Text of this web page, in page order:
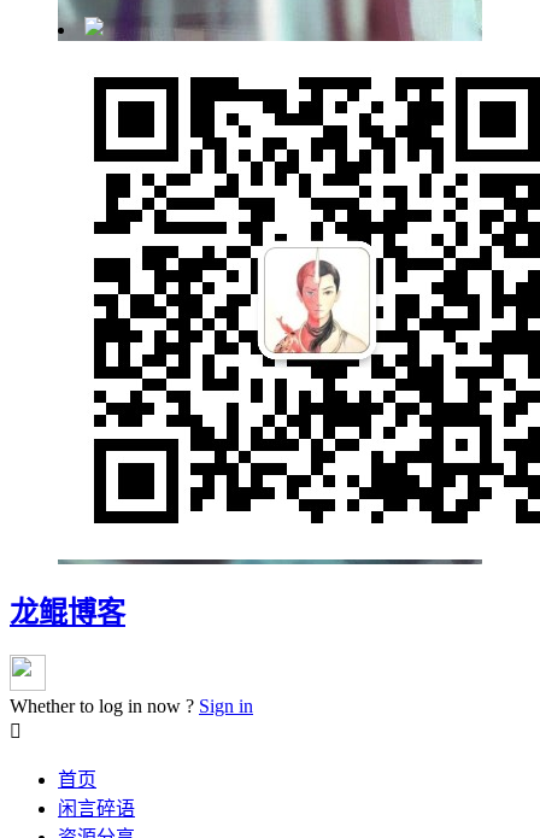
龙鲲博客
Whether to log in now ? Sign in

首页
闲言碎语